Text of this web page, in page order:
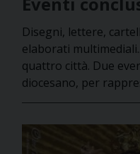
Disegni, lettere,
elaborati
quattro città. Due
diocesano, per